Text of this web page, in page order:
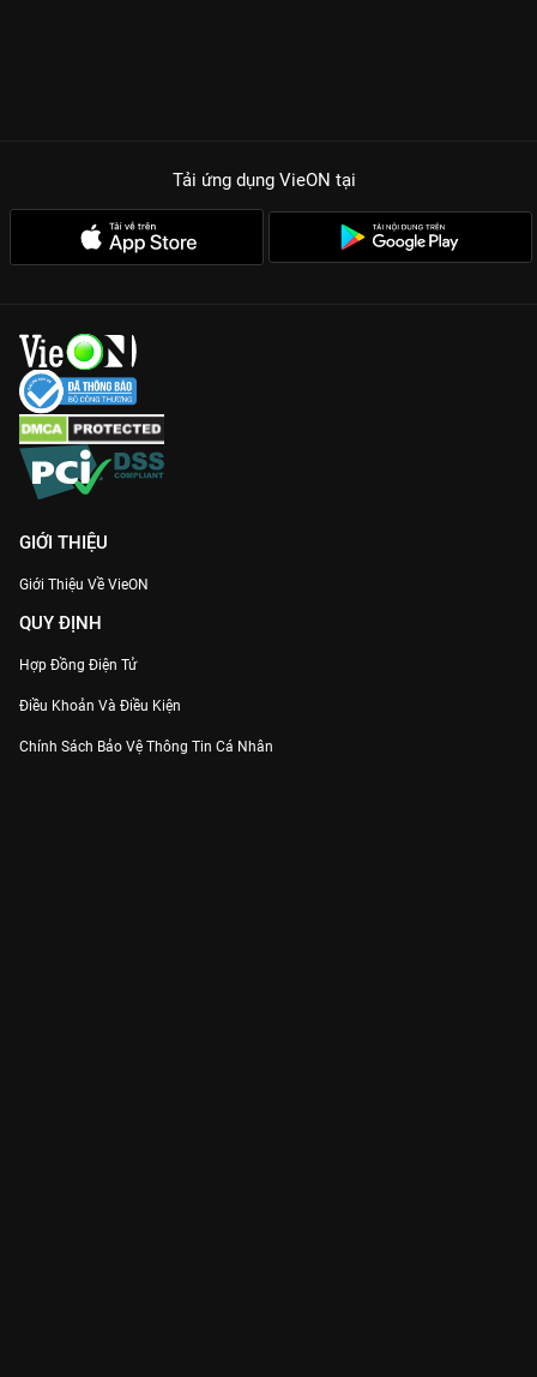
Tải ứng dụng VieON tại
GIỚI THIỆU
Giới Thiệu Về VieON
QUY ĐỊNH
Hợp Đồng Điện Tử
Điều Khoản Và Điều Kiện
Chính Sách Bảo Vệ Thông Tin Cá Nhân